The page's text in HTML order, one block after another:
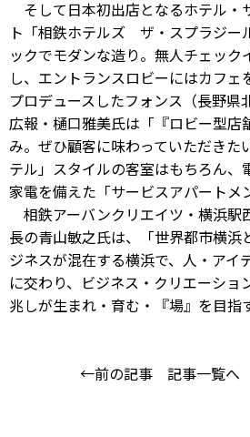
そして日本初出店となるホテル・
ト「相鉄ホテルズ ザ・スプラジー
ックでモダンな造り。無人チェック
し、エントランスロビーにはカフェ
プロデュースしたフォンス（長野県
広報・樋口雅美氏は「『ロビー型店
み。ぜひ顧客に味わっていただきた
テル」スタイルの客室はもちろん、
家電を備えた「サービスアパートメ
相鉄アーバンクリエイツ・横浜駅
長の青山敏之氏は、「世界都市横浜
ジネスが混在する横浜で、人・アイ
に交わり、ビジネス・クリエーショ
兆しが生まれ・育む・『場』を目指
←前の記事 記事一覧へ